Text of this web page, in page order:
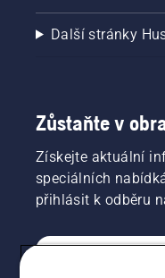
Další stránky
Zůstaňte v
Získejte aktuální
speciálních
přihlásit k odběru